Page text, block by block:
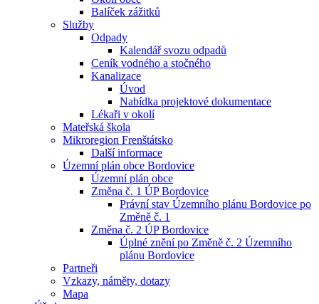
Balíček zážitků
Služby
Odpady
Kalendář svozu odpadů
Ceník vodného a stočného
Kanalizace
Úvod
Nabídka projektové dokumentace
Lékaři v okolí
Mateřská škola
Mikroregion Frenštátsko
Další informace
Územní plán obce Bordovice
Územní plán obce
Změna č. 1 ÚP Bordovice
Právní stav Územního plánu Bordovice po
Změně č. 1
Změna č. 2 ÚP Bordovice
Úplné znění po Změně č. 2 Územního
plánu Bordovice
Partneři
Vzkazy, náměty, dotazy
Mapa